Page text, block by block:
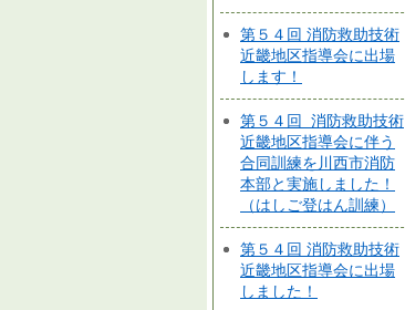
第５４回 消防救助技術
近畿地区指導会に出場
します！
第５４回 消防救助技術
近畿地区指導会に伴う
合同訓練を川西市消防
本部と実施しました！
（はしご登はん訓練）
第５４回 消防救助技術
近畿地区指導会に出場
しました！